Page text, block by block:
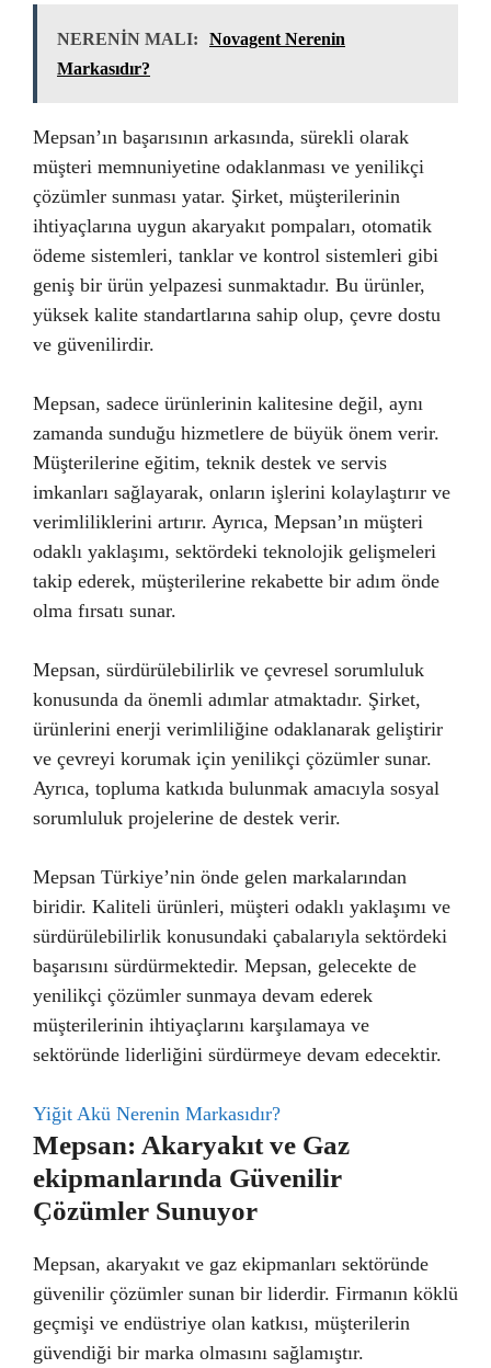
NERENİN MALI:
Novagent Nerenin
Markasıdır?
Mepsan’ın başarısının arkasında, sürekli olarak
müşteri memnuniyetine odaklanması ve yenilikçi
çözümler sunması yatar. Şirket, müşterilerinin
ihtiyaçlarına uygun akaryakıt pompaları, otomatik
ödeme sistemleri, tanklar ve kontrol sistemleri gibi
geniş bir ürün yelpazesi sunmaktadır. Bu ürünler,
yüksek kalite standartlarına sahip olup, çevre dostu
ve güvenilirdir.
Mepsan, sadece ürünlerinin kalitesine değil, aynı
zamanda sunduğu hizmetlere de büyük önem verir.
Müşterilerine eğitim, teknik destek ve servis
imkanları sağlayarak, onların işlerini kolaylaştırır ve
verimliliklerini artırır. Ayrıca, Mepsan’ın müşteri
odaklı yaklaşımı, sektördeki teknolojik gelişmeleri
takip ederek, müşterilerine rekabette bir adım önde
olma fırsatı sunar.
Mepsan, sürdürülebilirlik ve çevresel sorumluluk
konusunda da önemli adımlar atmaktadır. Şirket,
ürünlerini enerji verimliliğine odaklanarak geliştirir
ve çevreyi korumak için yenilikçi çözümler sunar.
Ayrıca, topluma katkıda bulunmak amacıyla sosyal
sorumluluk projelerine de destek verir.
Mepsan Türkiye’nin önde gelen markalarından
biridir. Kaliteli ürünleri, müşteri odaklı yaklaşımı ve
sürdürülebilirlik konusundaki çabalarıyla sektördeki
başarısını sürdürmektedir. Mepsan, gelecekte de
yenilikçi çözümler sunmaya devam ederek
müşterilerinin ihtiyaçlarını karşılamaya ve
sektöründe liderliğini sürdürmeye devam edecektir.
Yiğit Akü Nerenin Markasıdır?
Mepsan: Akaryakıt ve Gaz
ekipmanlarında Güvenilir
Çözümler Sunuyor
Mepsan, akaryakıt ve gaz ekipmanları sektöründe
güvenilir çözümler sunan bir liderdir. Firmanın köklü
geçmişi ve endüstriye olan katkısı, müşterilerin
güvendiği bir marka olmasını sağlamıştır.